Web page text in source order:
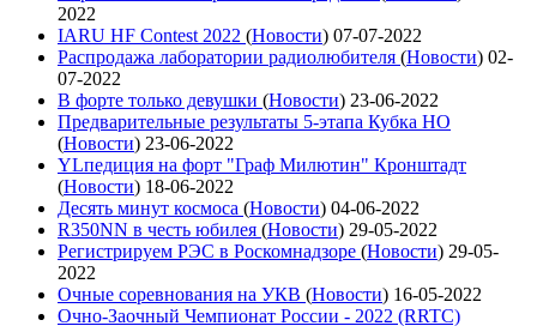
2022
IARU HF Contest 2022 (Новости) 07-07-2022
Распродажа лаборатории радиолюбителя (Новости) 02-
07-2022
В форте только девушки (Новости) 23-06-2022
Предварительные результаты 5-этапа Кубка НО
(Новости) 23-06-2022
YLпедиция на форт "Граф Милютин" Кронштадт
(Новости) 18-06-2022
Десять минут космоса (Новости) 04-06-2022
R350NN в честь юбилея (Новости) 29-05-2022
Регистрируем РЭС в Роскомнадзоре (Новости) 29-05-
2022
Очные соревнования на УКВ (Новости) 16-05-2022
Очно-Заочный Чемпионат России - 2022 (RRTC)